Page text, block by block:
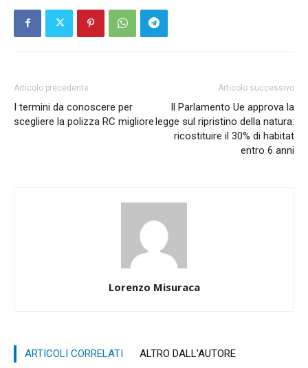
Articolo precedente
I termini da conoscere per
scegliere la polizza RC migliore
Articolo successivo
Il Parlamento Ue approva la
legge sul ripristino della natura:
ricostituire il 30% di habitat
entro 6 anni
Lorenzo Misuraca
ARTICOLI CORRELATI ALTRO DALL'AUTORE